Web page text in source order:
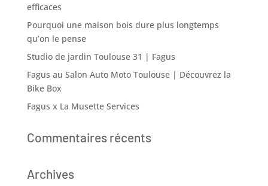
efficaces
Pourquoi une maison bois dure plus longtemps
qu’on le pense
Studio de jardin Toulouse 31 | Fagus
Fagus au Salon Auto Moto Toulouse | Découvrez la
Bike Box
Fagus x La Musette Services
Commentaires récents
Archives